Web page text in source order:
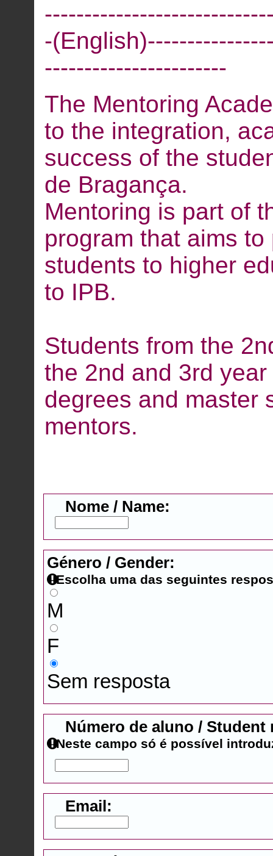
-
-----------------------
The Mentoring
to the integration,
success of the
de Bragança.
Mentoring is part of
program that aims
students to higher
to IPB.
Students from the
the 2nd and 3rd
degrees and master
mentors.
Nome / Name:
Género / Gender:
Escolha uma das seguintes
M
F
Sem resposta
Número de aluno / Student
Neste campo só é possível
Email: